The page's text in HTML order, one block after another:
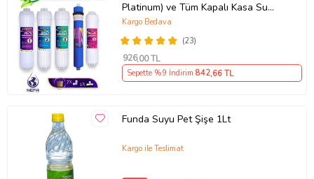
Platinum) ve Tüm Kapalı Kasa Su
Arıtma 5'li Filtre Seti, 80 GPD
Membran
(23)
Kargo Bedava
926,00 TL
Sepette %9 İndirim 842,66 TL
Funda Suyu Pet Şişe 1Lt
Kargo ile Teslimat